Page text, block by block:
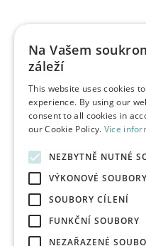
Na Vašem
záleží
This website uses cookies
experience. By using our
consent to all cookies in
our Cookie Policy. Více
NEZBYTNĚ NUTNÉ
VÝKONOVÉ SOUBORY
SOUBORY CÍLENÍ
FUNKČNÍ SOUBORY
NEZAŘAZENÉ